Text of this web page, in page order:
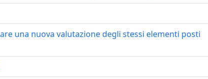
una nuova valutazione degli stessi elementi posti